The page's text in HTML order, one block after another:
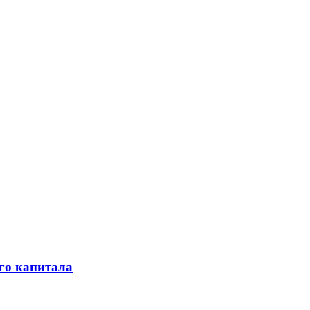
капитала